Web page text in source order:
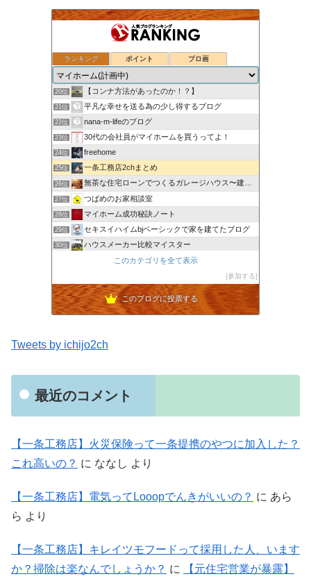
ランキング ポイント ブロ画
18位 新築（住友林業）のお家でやりなおし
19位 いえのつくりかた。
20位 【コンナ方法があったのか！？】
21位 平凡な幸せを送る為の少し得するブログ
22位 nana-m-lifeのブログ
23位 30代の会社員がマイホームを買うってよ！
24位 freehome
25位 一条工務店2chまとめ
26位 無茶な住宅ローンでつくるガレージハウス〜建て替えログ〜
27位 つばめのお家相談室
28位 マイホーム成功秘訣ノート
29位 セキスイハイムbjベーシックで家を建てたブログ
30位 ハウスメーカー比較マイスター
横浜に ”小さな豪邸” を建てるブログ
このカテゴリを全て表示
参加する
このブログに投票する
Tweets by ichijo2ch
最近のコメント
【一条工務店】火災保険って一条提携のやつに加入した？
これ高いの？ に ななし より
【一条工務店】電気ってLooopでんきがいいの？ に あら
ら より
【一条工務店】キレイツモフードって採用した人、います
か？掃除は楽なんでしょうか？ に
【元住宅営業が暴露】